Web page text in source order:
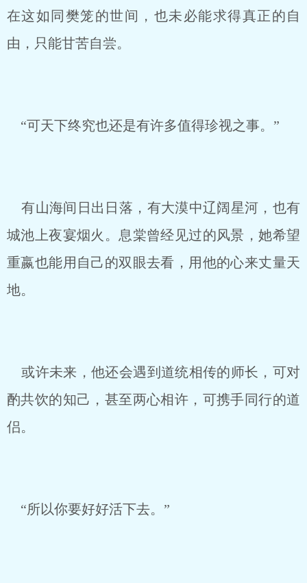
在这如同樊笼的世间，也未必能求得真正的自
由，只能甘苦自尝。
“可天下终究也还是有许多值得珍视之事。”
有山海间日出日落，有大漠中辽阔星河，也有
城池上夜宴烟火。息棠曾经见过的风景，她希望
重嬴也能用自己的双眼去看，用他的心来丈量天
地。
或许未来，他还会遇到道统相传的师长，可对
酌共饮的知己，甚至两心相许，可携手同行的道
侣。
“所以你要好好活下去。”